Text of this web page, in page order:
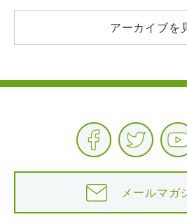
アーカイブを
メールマガ